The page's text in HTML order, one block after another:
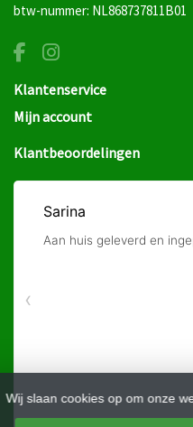
Wij slaan cookies op om onze
btw-nummer: NL868737811B01
Klantenservice
Mijn account
Klantbeoordelingen